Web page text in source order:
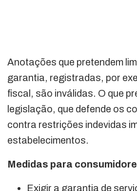
Anotações que pretendem
garantia, registradas, por
fiscal, são inválidas. O que
legislação, que defende os
contra restrições indevidas
estabelecimentos.
Medidas para
Exigir a garantia de